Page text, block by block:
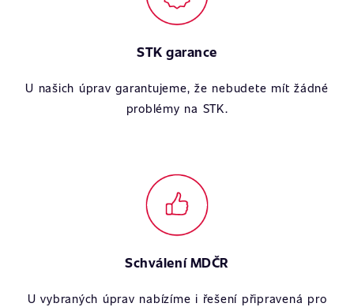
STK garance
U našich úprav garantujeme, že nebudete mít žádné
problémy na STK.
Schválení MDČR
U vybraných úprav nabízíme i řešení připravená pro